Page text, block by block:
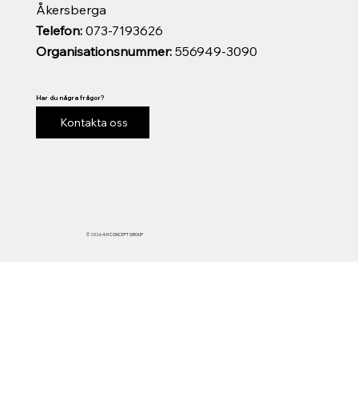
© 2026 4-H CONCEPT GROUP
Organisationsnummer:556949-3090
Telefon:073-7193626
Åkersberga
Har du några frågor?
Kontakta oss